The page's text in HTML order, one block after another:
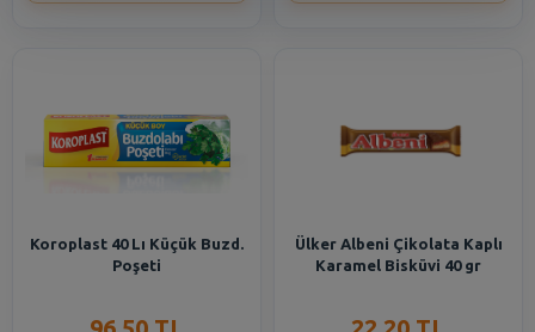
Koroplast 40 Lı Küçük Buzd.
Poşeti
Ülker Albeni Çikolata Kaplı
Karamel Bisküvi 40 gr